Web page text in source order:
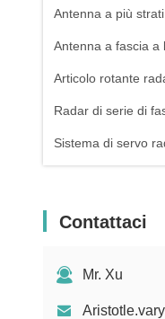
Antenna a più strati
Antenna a fascia a
Articolo rotante
Radar di serie di
Sistema di servo
Contattaci
Mr. Xu